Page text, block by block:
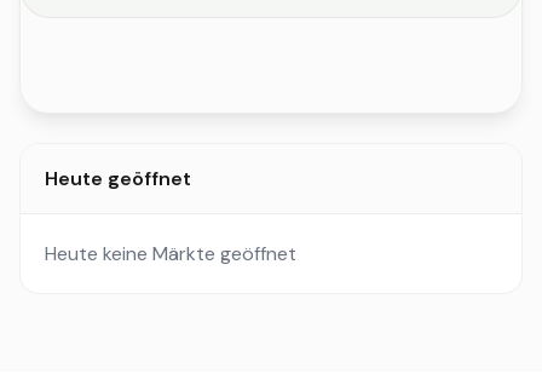
Heute geöffnet
Heute keine Märkte geöffnet